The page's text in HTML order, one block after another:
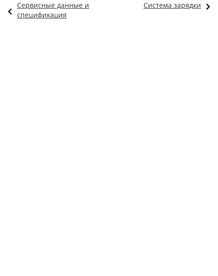
Сервисные данные и
спецификация
Система зарядки